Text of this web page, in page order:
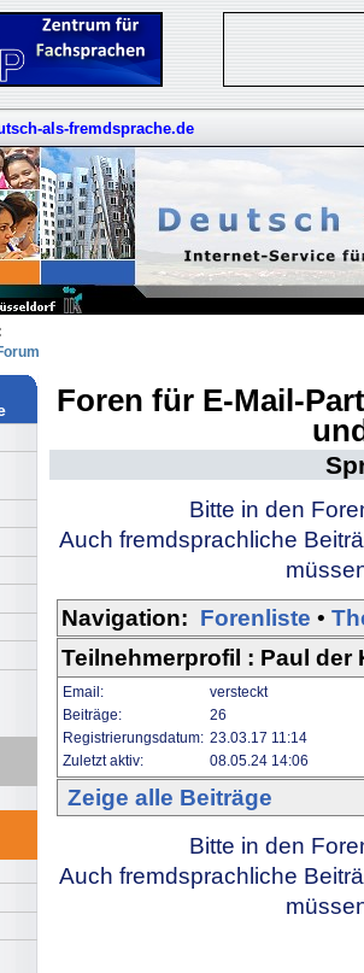
als-fremdsprache.de
Foren für E-Mail-
Bitte in den
Auch fremdsprachliche
Navigation: Forenliste •
Teilnehmerprofil : Paul der
Email:
versteckt
Beiträge:
26
Registrierungsdatum: 23.03.17 11:14
Zuletzt aktiv:
08.05.24 14:06
Zeige alle Beiträge
Bitte in den
Auch fremdsprachliche